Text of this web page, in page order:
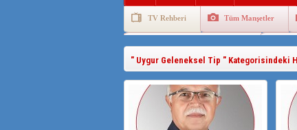
ANAHTAR PARTİ
ÇİN’İN UYGUR
MHP’DEN URUMÇİ
TV Rehberi Tüm Manşetler
Uygurlarda Düğün ve Cenaze
" Uygur Geleneksel Tip " Kategorisindeki